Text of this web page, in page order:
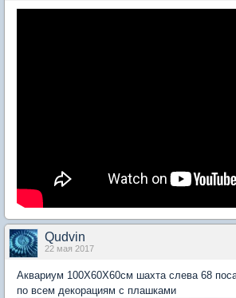
Qudvin
22 мая 2017
Аквариум 100Х60Х60см шахта слева 68
по всем декорациям с плашками